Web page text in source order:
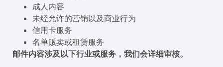
成人内容
未经允许的营销以及商业行为
信用卡服务
名单贩卖或租赁服务
邮件内容涉及以下行业或服务，我们会详细审核。